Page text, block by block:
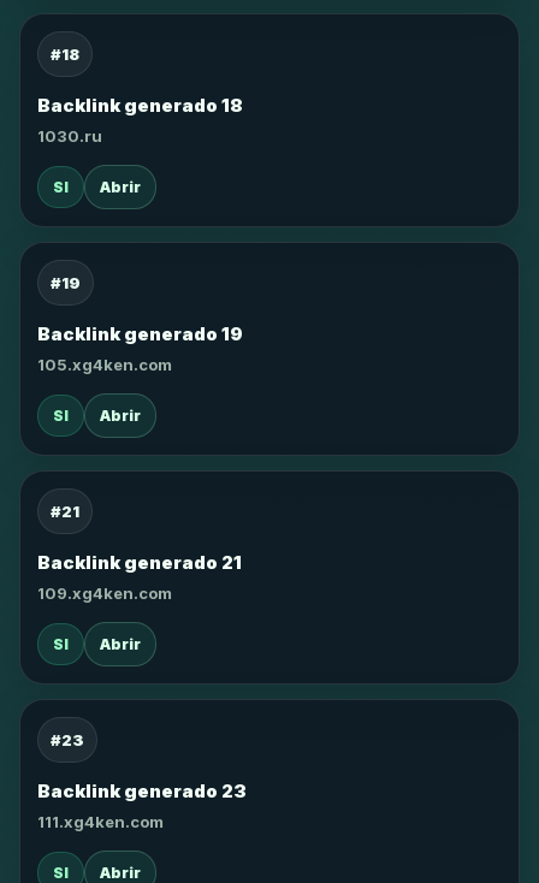
#18
Backlink generado 18
1030.ru
SI Abrir
#19
Backlink generado 19
105.xg4ken.com
SI Abrir
#21
Backlink generado 21
109.xg4ken.com
SI Abrir
#23
Backlink generado 23
111.xg4ken.com
SI Abrir